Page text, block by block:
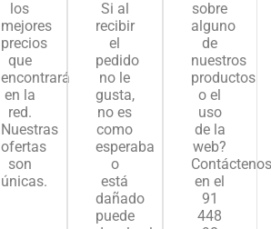
los
mejores
precios
que
encontrará
en la
red.
Nuestras
ofertas
son
únicas.
Si al
recibir
el
pedido
no le
gusta,
no es
como
esperaba
o
está
dañado
puede
sobre
alguno
de
nuestros
productos
o el
uso
de la
web?
Contáctenos
en el
91
448